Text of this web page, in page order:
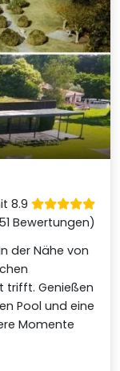
8.9
Bewertungen)
der Nähe von
trifft. Genießen
Pool und eine
Momente